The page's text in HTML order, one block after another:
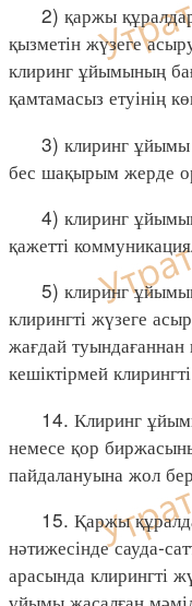
2) қаржы
қызметін жүзеге
клиринг ұйымының
қамтамасыз етуінің
3) клиринг ұйымы
бес шақырым жерде
4) клиринг
қажетті
5) клиринг
клирингті жүзеге
жағдай туындағаннан
кешіктірмей
14. Клиринг
немесе қор
пайдалануына жол
15. Қаржы
нәтижесінде сауда-
арасында клирингті